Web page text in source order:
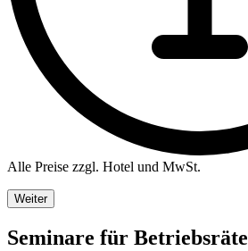
Alle Preise zzgl. Hotel und MwSt.
Weiter
Seminare für Betriebsräte